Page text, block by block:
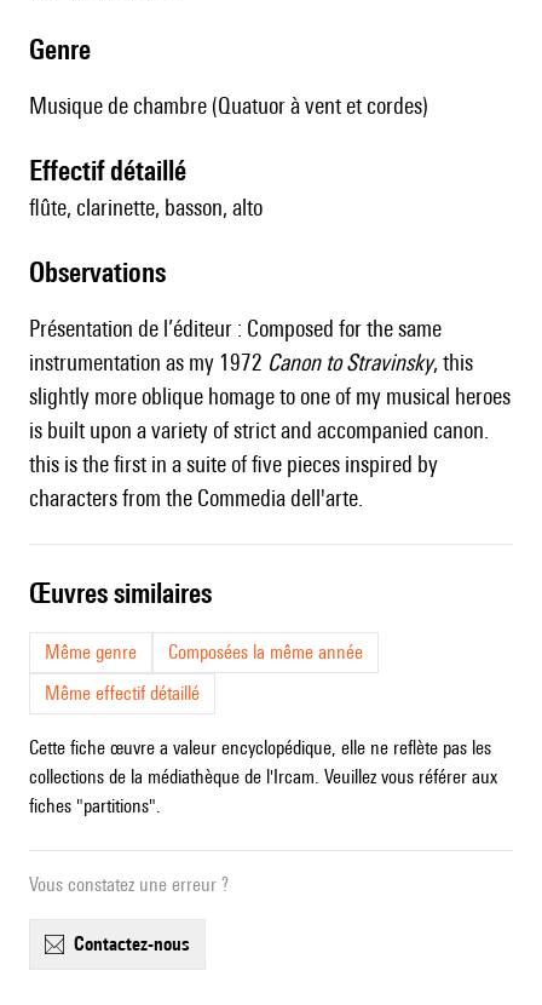
genre
Musique de chambre (Quatuor à vent et cordes)
effectif détaillé
flûte, clarinette, basson, alto
observations
Présentation de l’éditeur : Composed for the same
instrumentation as my 1972 Canon to Stravinsky, this
slightly more oblique homage to one of my musical heroes
is built upon a variety of strict and accompanied canon.
this is the first in a suite of five pieces inspired by
characters from the Commedia dell'arte.
œuvres similaires
Même genre
Composées la même année
Même effectif détaillé
Cette fiche œuvre a valeur encyclopédique, elle ne reflète pas les
collections de la médiathèque de l'Ircam. Veuillez vous référer aux
fiches "partitions".
Vous constatez une erreur ?
contactez-nous